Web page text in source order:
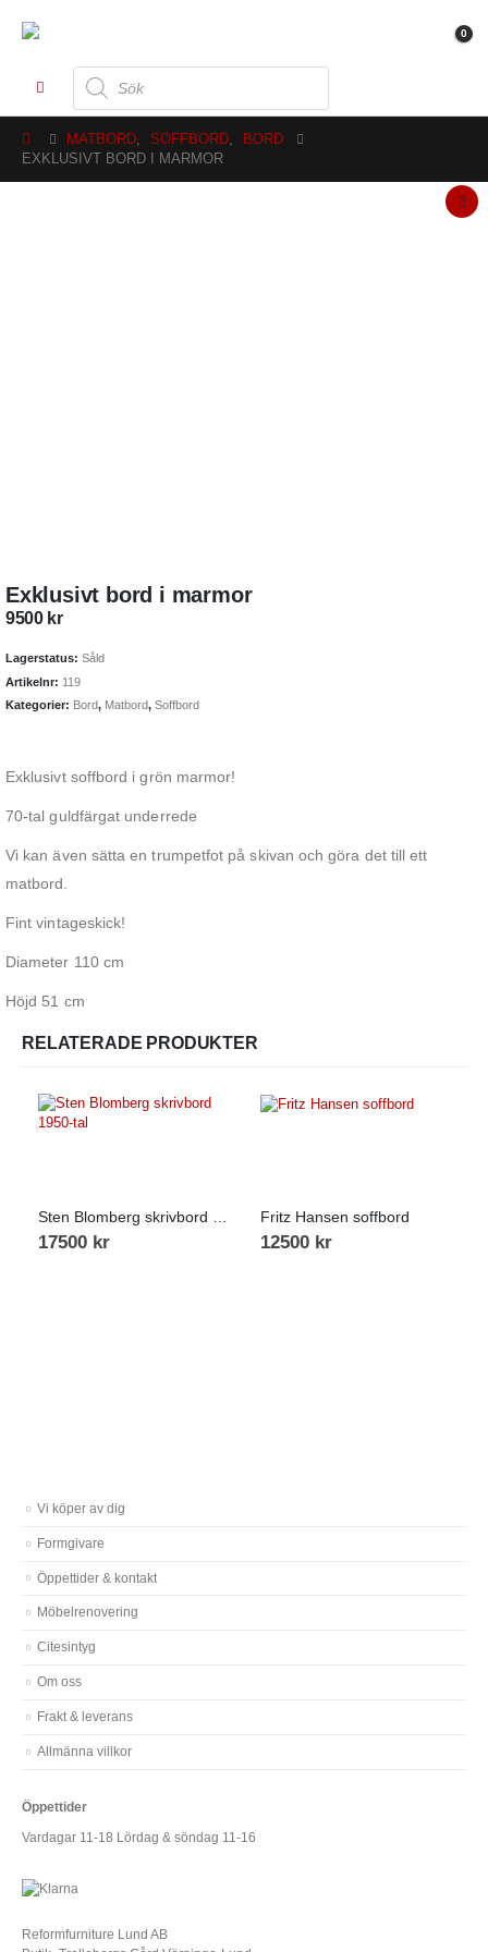
0
Produktsökning
MATBORD, SOFFBORD,
BORD
EXKLUSIVT BORD I MARMOR
Exklusivt bord i marmor
9500 kr
Lagerstatus: Såld
Artikelnr: 119
Kategorier: Bord, Matbord, Soffbord
Exklusivt soffbord i grön marmor!
70-tal guldfärgat underrede
Vi kan även sätta en trumpetfot på skivan och göra det till ett
matbord.
Fint vintageskick!
Diameter 110 cm
Höjd 51 cm
RELATERADE PRODUKTER
17500 kr
Fritz Hansen soffbord
12500 kr
Vi köper av dig
Formgivare
Öppettider & kontakt
Möbelrenovering
Citesintyg
Om oss
Frakt & leverans
Allmänna villkor
Öppettider
Vardagar 11-18 Lördag & söndag 11-16
Reformfurniture Lund AB